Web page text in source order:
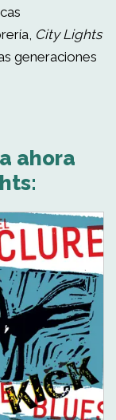
City Lights
generaciones
ahora